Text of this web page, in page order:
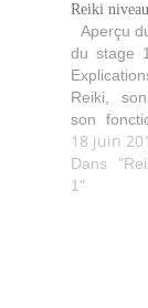
que
Reiki.
avec les
des
et les
Reiki
Aperçu
du stage
Reiki,
son
purifie,
quatre
18 juin
Dans
1"